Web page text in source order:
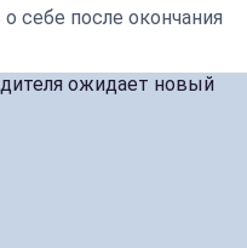
себе после окончания